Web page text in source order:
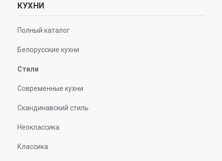
КУХНИ
Полный каталог
Белорусские кухни
Стили
Современные кухни
Скандинавский стиль
Неоклассика
Классика